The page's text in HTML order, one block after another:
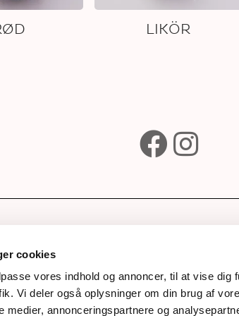
cookies
vores indhold og annoncer, til at vise dig
Vi deler også oplysninger om din brug af
medier, annonceringspartnere og
LIKÖR
Drinks